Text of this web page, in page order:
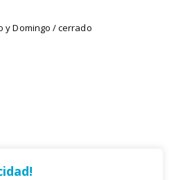
y Domingo / cerrado